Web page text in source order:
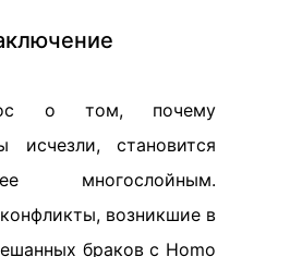
о том, почему
исчезли, становится
многослойным.
возникшие в
браков с Homo